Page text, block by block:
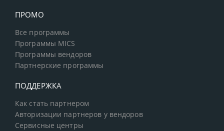
ПРОМО
Все программы
Программы MICS
Программы вендоров
Партнерские программы
ПОДДЕРЖКА
Как стать партнером
Авторизации партнеров у вендоров
Сервисные центры